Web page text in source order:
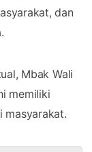
dan
Mbak Wali
memiliki
masyarakat.